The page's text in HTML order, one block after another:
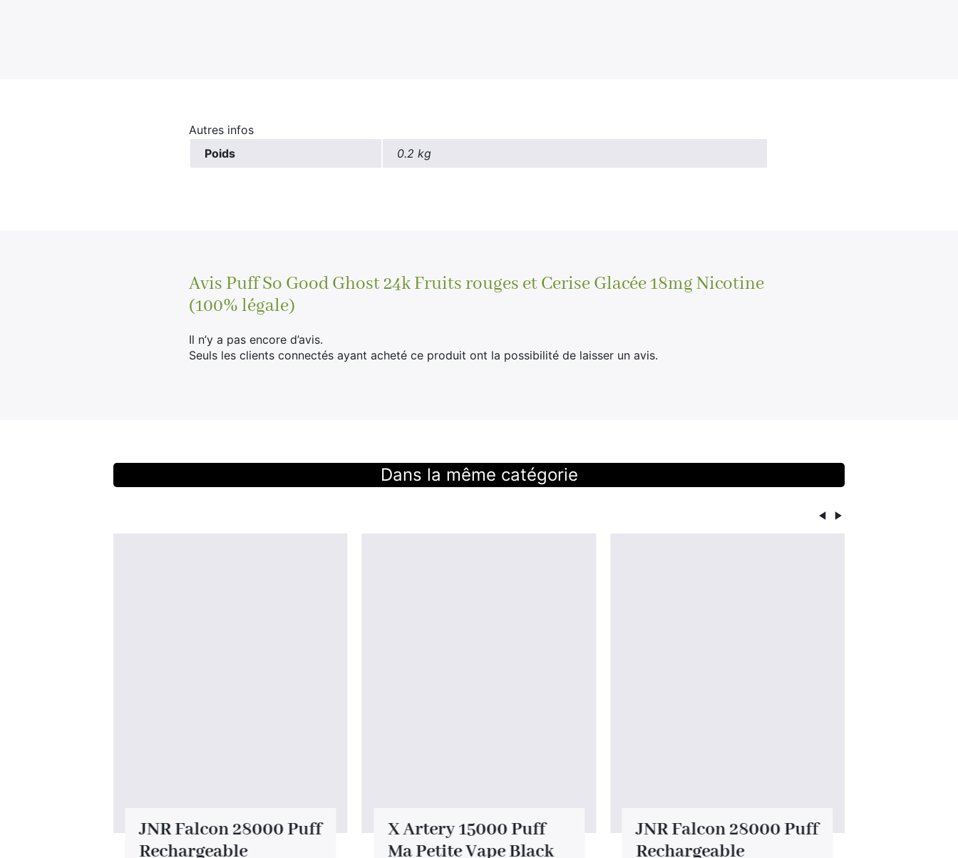
Autres infos
Poids
0.2 kg
Avis Puff So Good Ghost 24k Fruits rouges et Cerise Glacée 18mg Nicotine
(100% légale)
Il n’y a pas encore d’avis.
Seuls les clients connectés ayant acheté ce produit ont la possibilité de laisser un avis.
Dans la même catégorie
JNR Falcon 28000 Puff
Rechargeable
X Artery 15000 Puff
Ma Petite Vape Black
JNR Falcon 28000 Puff
Rechargeable